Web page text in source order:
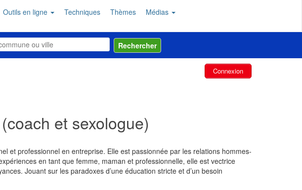
Outils en ligne Techniques Thèmes Médias
Connexion
et sexologue)
et professionnel en entreprise. Elle est passionnée par les relations hommes-
en tant que femme, maman et professionnelle, elle est vectrice
Jouant sur les paradoxes d’une éducation stricte et d’un besoin